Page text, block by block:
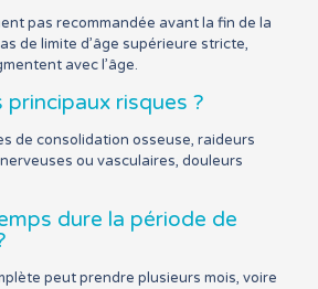
pas recommandée avant la fin de la
de limite d’âge supérieure stricte,
avec l’âge.
principaux risques ?
de consolidation osseuse, raideurs
ou vasculaires, douleurs
dure la période de
peut prendre plusieurs mois, voire